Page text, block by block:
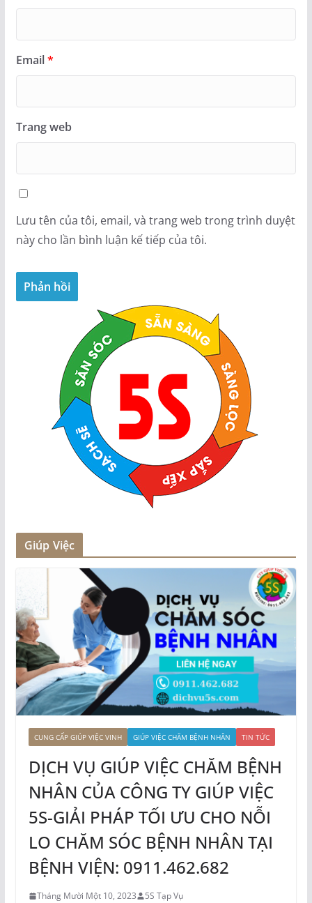
Email*
Trang web
Lưu tên của tôi, email, và trang web trong trình duyệt
này cho lần bình luận kế tiếp của tôi.
Giúp Việc
CUNG CẤP GIÚP VIỆC VINH GIÚP VIỆC CHĂM BỆNH NHÂN TIN TỨC
DỊCH VỤ GIÚP VIỆC CHĂM BỆNH
NHÂN CỦA CÔNG TY GIÚP VIỆC
5S-GIẢI PHÁP TỐI ƯU CHO NỖI
LO CHĂM SÓC BỆNH NHÂN TẠI
BỆNH VIỆN: 0911.462.682
Tháng Mười Một 10, 2023 5S Tạp Vụ